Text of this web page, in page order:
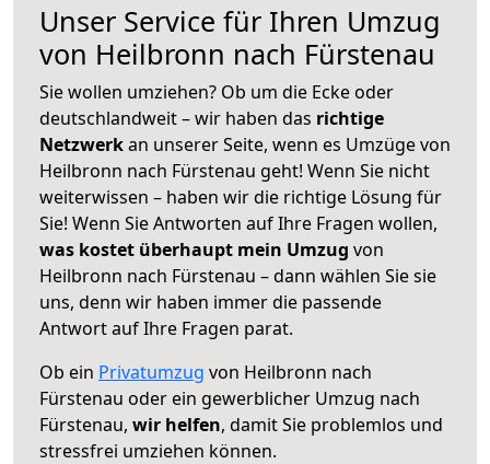
Unser Service für Ihren Umzug
von Heilbronn nach Fürstenau
Sie wollen umziehen? Ob um die Ecke oder
deutschlandweit – wir haben das richtige
Netzwerkan unserer Seite, wenn es Umzüge von
Heilbronn nach Fürstenau geht! Wenn Sie nicht
weiterwissen – haben wir die richtige Lösung für
Sie! Wenn Sie Antworten auf Ihre Fragen wollen,
was kostet überhaupt mein Umzug von
Heilbronn nach Fürstenau – dann wählen Sie sie
uns, denn wir haben immer die passende
Antwort auf Ihre Fragen parat.
Ob ein Privatumzug von Heilbronn nach
Fürstenau oder ein gewerblicher Umzug nach
Fürstenau, wir helfen, damit Sie problemlos und
stressfrei umziehen können.